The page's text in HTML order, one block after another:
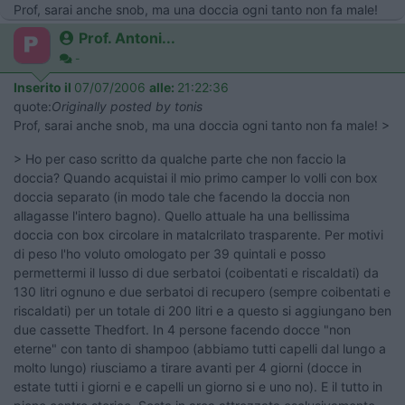
Prof, sarai anche snob, ma una doccia ogni tanto non fa male!
Prof. Antoni...
-
Inserito il 07/07/2006 alle: 21:22:36
quote:Originally posted by tonis
Prof, sarai anche snob, ma una doccia ogni tanto non fa male! >
> Ho per caso scritto da qualche parte che non faccio la
doccia? Quando acquistai il mio primo camper lo volli con box
doccia separato (in modo tale che facendo la doccia non
allagasse l'intero bagno). Quello attuale ha una bellissima
doccia con box circolare in matalcrilato trasparente. Per motivi
di peso l'ho voluto omologato per 39 quintali e posso
permettermi il lusso di due serbatoi (coibentati e riscaldati) da
130 litri ognuno e due serbatoi di recupero (sempre coibentati e
riscaldati) per un totale di 200 litri e a questo si aggiungano ben
due cassette Thedfort. In 4 persone facendo docce "non
eterne" con tanto di shampoo (abbiamo tutti capelli dal lungo a
molto lungo) riusciamo a tirare avanti per 4 giorni (docce in
estate tutti i giorni e e capelli un giorno si e uno no). E il tutto in